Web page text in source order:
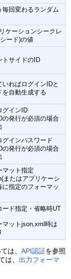
毎回変わるランダム
ケーションシークレ
ード)の値
トサイドのID
いればログインIDと
を自動生成する
グインID
の発行が必須の場合
グインパスワード
の発行が必須の場合
マット指定
またはアプリケーシ
に指定のフォーマッ
ード指定・省略時UT
マットjson,xml時は
は、API認証を参照
は、 出力フォーマ